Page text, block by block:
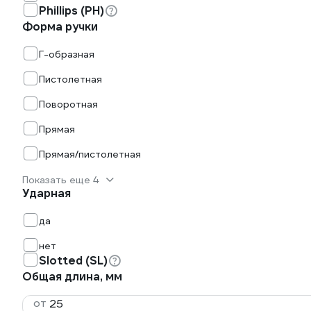
Phillips (PH)
Форма ручки
Г-образная
Пистолетная
Поворотная
Прямая
Прямая/пистолетная
Показать еще 4
Ударная
да
нет
Slotted (SL)
Общая длина, мм
от